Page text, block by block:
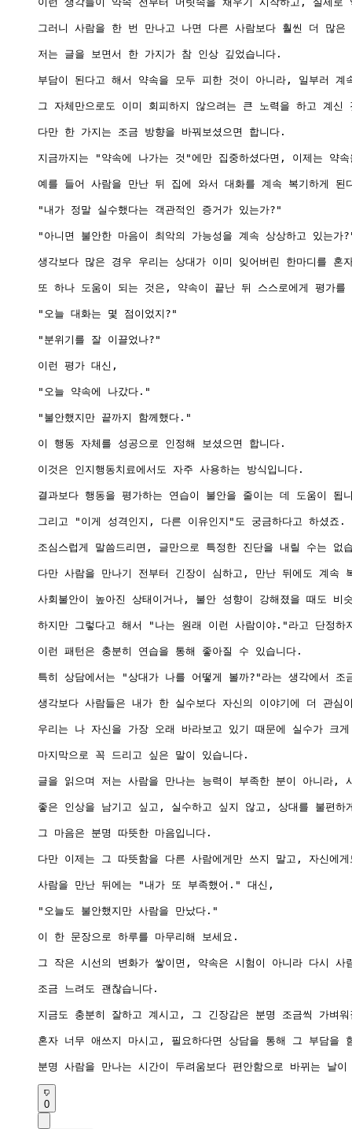
그러니 사람을 한 번 만나고 나면 다른 사람보다 훨씬 더 많
저는 글을 보면서 한 가지가 참 인상 깊었습니다.
부담이 된다고 해서 약속을 모두 피한 것이 아니라, 일부러 계
그 자체만으로도 이미 회피하지 않으려는 큰 노력을 하고 계신
다만 한 가지는 조금 방향을 바꿔보셨으면 합니다.
지금까지는 "약속에 나가는 것"에만 집중하셨다면, 이제는 약
예를 들어 사람을 만난 뒤 집에 와서 대화를 계속 복기하게 된
"내가 정말 실수했다는 객관적인 증거가 있는가?"
"아니면 불안한 마음이 최악의 가능성을 계속 상상하고 있는가
생각보다 많은 경우 우리는 상대가 이미 잊어버린 한마디를 혼
또 하나 도움이 되는 것은, 약속이 끝난 뒤 스스로에게 평가를
"오늘 대화는 몇 점이었지?"
"분위기를 잘 이끌었나?"
이런 평가 대신,
"오늘 약속에 나갔다."
"불안했지만 끝까지 함께했다."
이 행동 자체를 성공으로 인정해 보셨으면 합니다.
이것은 인지행동치료에서도 자주 사용하는 방식입니다.
결과보다 행동을 평가하는 연습이 불안을 줄이는 데 도움이 됩
그리고 "이게 성격인지, 다른 이유인지"도 궁금하다고 하셨죠.
조심스럽게 말씀드리면, 글만으로 특정한 진단을 내릴 수는 없
다만 사람을 만나기 전부터 긴장이 심하고, 만난 뒤에도 계속
사회불안이 높아진 상태이거나, 불안 성향이 강해졌을 때도 비
하지만 그렇다고 해서 "나는 원래 이런 사람이야."라고 단정하
이런 패턴은 충분히 연습을 통해 좋아질 수 있습니다.
특히 상담에서는 "상대가 나를 어떻게 볼까?"라는 생각에서
생각보다 사람들은 내가 한 실수보다 자신의 이야기에 더 관심
우리는 나 자신을 가장 오래 바라보고 있기 때문에 실수가 크
마지막으로 꼭 드리고 싶은 말이 있습니다.
글을 읽으며 저는 사람을 만나는 능력이 부족한 분이 아니라,
좋은 인상을 남기고 싶고, 실수하고 싶지 않고, 상대를 불편
그 마음은 분명 따뜻한 마음입니다.
다만 이제는 그 따뜻함을 다른 사람에게만 쓰지 말고, 자신에
사람을 만난 뒤에는 "내가 또 부족했어." 대신,
"오늘도 불안했지만 사람을 만났다."
이 한 문장으로 하루를 마무리해 보세요.
그 작은 시선의 변화가 쌓이면, 약속은 시험이 아니라 다시
조금 느려도 괜찮습니다.
지금도 충분히 잘하고 계시고, 그 긴장감은 분명 조금씩 가벼
혼자 너무 애쓰지 마시고, 필요하다면 상담을 통해 그 부담을
분명 사람을 만나는 시간이 두려움보다 편안함으로 바뀌는 날
0